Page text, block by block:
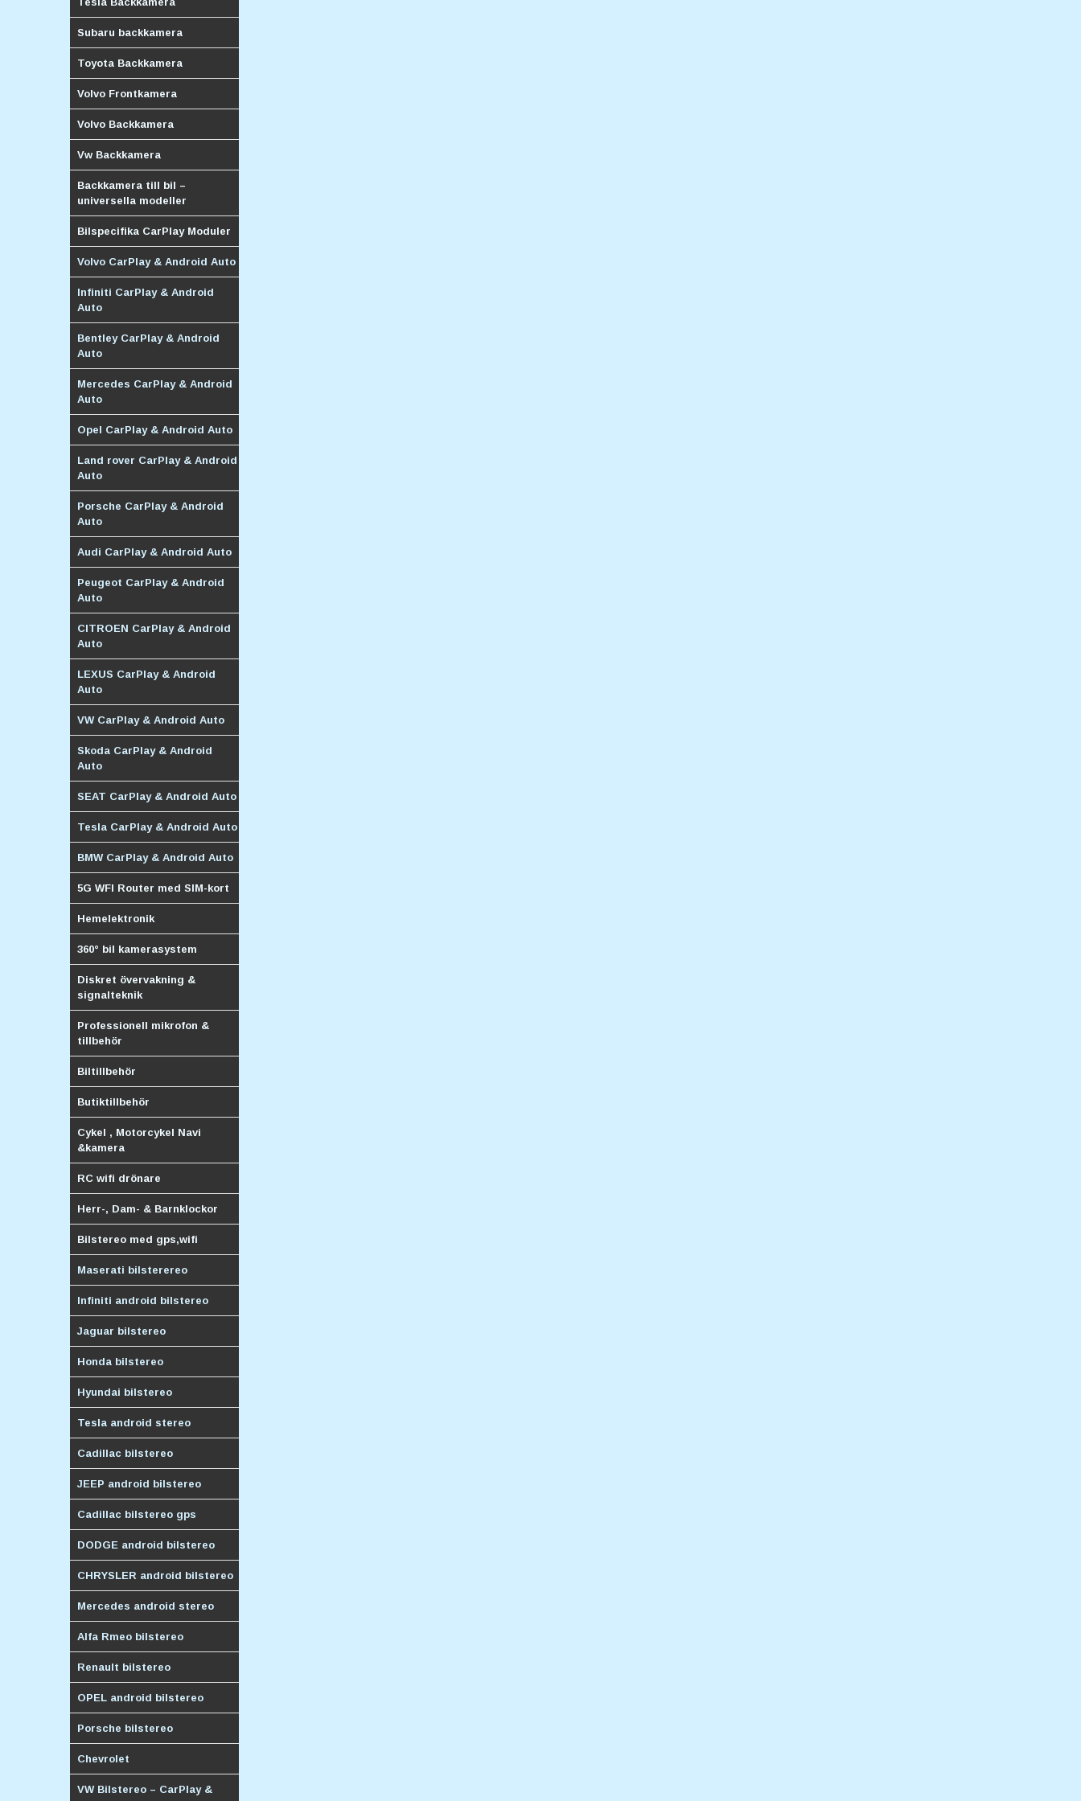
Subaru backkamera
Toyota Backkamera
Volvo Frontkamera
Volvo Backkamera
Vw Backkamera
Backkamera till bil –
universella modeller
Bilspecifika CarPlay Moduler
Volvo CarPlay & Android Auto
Infiniti CarPlay & Android
Auto
Bentley CarPlay & Android
Auto
Mercedes CarPlay & Android
Auto
Opel CarPlay & Android Auto
Land rover CarPlay & Android
Auto
Porsche CarPlay & Android
Auto
Audi CarPlay & Android Auto
Peugeot CarPlay & Android
Auto
CITROEN CarPlay & Android
Auto
LEXUS CarPlay & Android
Auto
VW CarPlay & Android Auto
Skoda CarPlay & Android
Auto
SEAT CarPlay & Android Auto
Tesla CarPlay & Android Auto
BMW CarPlay & Android Auto
5G WFI Router med SIM-kort
Hemelektronik
360° bil kamerasystem
Diskret övervakning &
signalteknik
Professionell mikrofon &
tillbehör
Biltillbehör
Butiktillbehör
Cykel , Motorcykel Navi
&kamera
RC wifi drönare
Herr-, Dam- & Barnklockor
Bilstereo med gps,wifi
Maserati bilsterereo
Infiniti android bilstereo
Jaguar bilstereo
Honda bilstereo
Hyundai bilstereo
Tesla android stereo
Cadillac bilstereo
JEEP android bilstereo
Cadillac bilstereo gps
DODGE android bilstereo
CHRYSLER android bilstereo
Mercedes android stereo
Alfa Rmeo bilstereo
Renault bilstereo
OPEL android bilstereo
Porsche bilstereo
Chevrolet
VW Bilstereo – CarPlay &